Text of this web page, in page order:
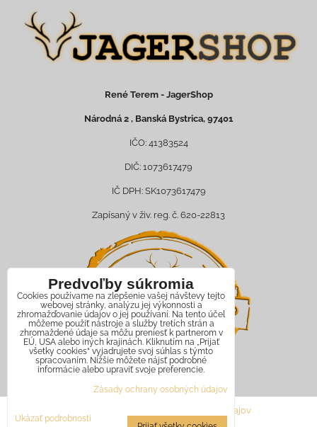
René Terem - JagerShop
Národná 2 , Banská Bystrica, 97401
IČO: 41383524
DIČ: 1073617479
IČ DPH: SK1073617479
Zapísaný v živ. reg. č. 620-22813
Zásady ochrany osobných údajov
Predvoľby súkromia
Cookies používame na zlepšenie vašej návštevy tejto
webovej stránky, analýzu jej výkonnosti a
zhromažďovanie údajov o jej používaní. Na tento účel
môžeme použiť nástroje a služby tretích strán a
zhromaždené údaje sa môžu preniesť k partnerom v
EÚ, USA alebo iných krajinách. Kliknutím na „Prijať
všetky cookies“ vyjadrujete svoj súhlas s týmto
spracovaním. Nižšie môžete nájsť podrobné
informácie alebo upraviť svoje preferencie.
Zásady ochrany osobných údajov
Ukázať podrobnosti